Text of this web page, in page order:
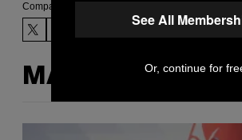
Compartir:
MÁS DE LO
See All
Or, continue for